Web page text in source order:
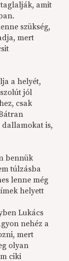
amit
szükség,
mert
a helyét,
jól
csak
is,
bennük
túlzásba
lenne még
helyett
Lukács
nehéz a
mert
olyan
ciki